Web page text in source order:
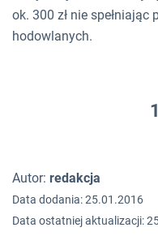
ok. 300 zł nie
hodowlanych.
1
Autor: redakcja
Data dodania: 25.01.2016
Data ostatniej aktualizacji: